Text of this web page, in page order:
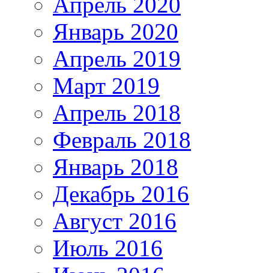
Январь 2020
Апрель 2019
Март 2019
Апрель 2018
Февраль 2018
Январь 2018
Декабрь 2016
Август 2016
Июль 2016